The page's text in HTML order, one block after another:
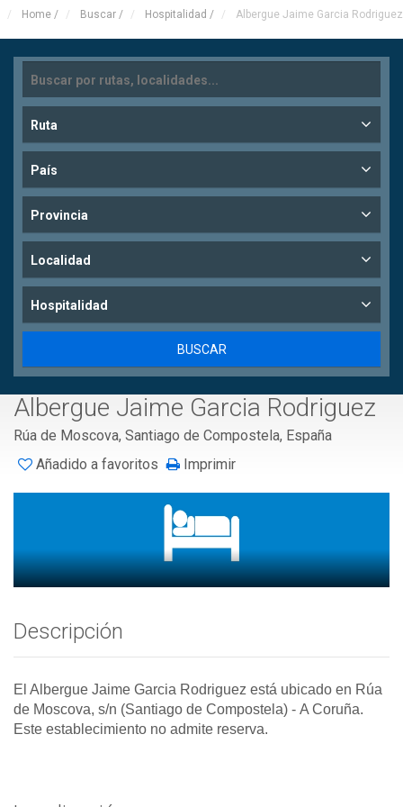
Home / Buscar / Hospitalidad / Albergue Jaime Garcia Rodriguez
Ruta
País
Provincia
Localidad
Hospitalidad
Albergue Jaime Garcia Rodriguez
Rúa de Moscova, Santiago de Compostela, España
Añadido a favoritos
Imprimir
Descripción
El Albergue Jaime Garcia Rodriguez está ubicado en Rúa
de Moscova, s/n (Santiago de Compostela) - A Coruña.
Este establecimiento no admite reserva.